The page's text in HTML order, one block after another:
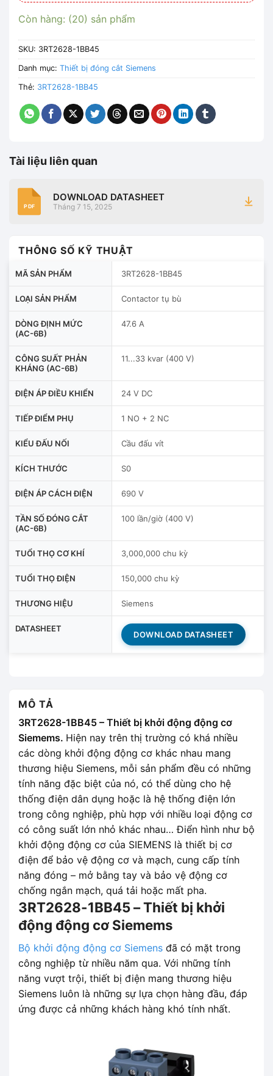
Còn hàng: (20) sản phẩm
SKU: 3RT2628-1BB45
Danh mục: Thiết bị đóng cắt Siemens
Thẻ: 3RT2628-1BB45
Tài liệu liên quan
PDF
DOWNLOAD DATASHEET
Tháng 7 15, 2025
THÔNG SỐ KỸ THUẬT
MÃ SẢN PHẨM 3RT2628-1BB45
LOẠI SẢN PHẨM Contactor tụ bù
DÒNG ĐỊNH MỨC
(AC-6B)
47.6 A
CÔNG SUẤT PHẢN
KHÁNG (AC-6B)
11...33 kvar (400 V)
ĐIỆN ÁP ĐIỀU KHIỂN 24 V DC
TIẾP ĐIỂM PHỤ 1 NO + 2 NC
KIỂU ĐẤU NỐI Cầu đấu vít
KÍCH THƯỚC S0
ĐIỆN ÁP CÁCH ĐIỆN 690 V
TẦN SỐ ĐÓNG CẮT
(AC-6B)
100 lần/giờ (400 V)
TUỔI THỌ CƠ KHÍ 3,000,000 chu kỳ
TUỔI THỌ ĐIỆN 150,000 chu kỳ
THƯƠNG HIỆU Siemens
DATASHEET
DOWNLOAD DATASHEET
MÔ TẢ
3RT2628-1BB45 – Thiết bị khởi động động cơ
Siemems. Hiện nay trên thị trường có khá nhiều
các dòng khởi động động cơ khác nhau mang
thương hiệu Siemens, mỗi sản phẩm đều có những
tính năng đặc biệt của nó, có thể dùng cho hệ
thống điện dân dụng hoặc là hệ thống điện lớn
trong công nghiệp, phù hợp với nhiều loại động cơ
có công suất lớn nhỏ khác nhau… Điển hình như bộ
khởi động động cơ của SIEMENS là thiết bị cơ
điện để bảo vệ động cơ và mạch, cung cấp tính
năng đóng – mở bằng tay và bảo vệ động cơ
chống ngắn mạch, quá tải hoặc mất pha.
3RT2628-1BB45 – Thiết bị khởi
động động cơ Siemems
Bộ khởi động động cơ Siemens đã có mặt trong
công nghiệp từ nhiều năm qua. Với những tính
năng vượt trội, thiết bị điện mang thương hiệu
Siemens luôn là những sự lựa chọn hàng đầu, đáp
ứng được cả những khách hàng khó tính nhất.